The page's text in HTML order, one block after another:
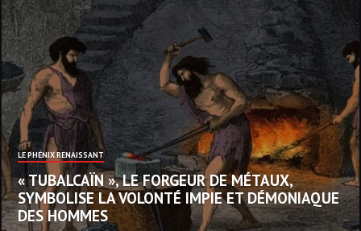
LE PHÉNIX RENAISSANT
« TUBALCAÏN », LE FORGEUR DE MÉTAUX,
SYMBOLISE LA VOLONTÉ IMPIE ET DÉMONIAQUE
DES HOMMES